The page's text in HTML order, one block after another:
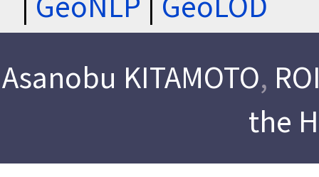
Asanobu KITAMOTO,
the